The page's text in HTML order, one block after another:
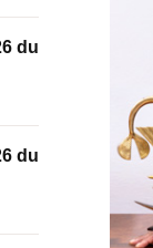
du
du